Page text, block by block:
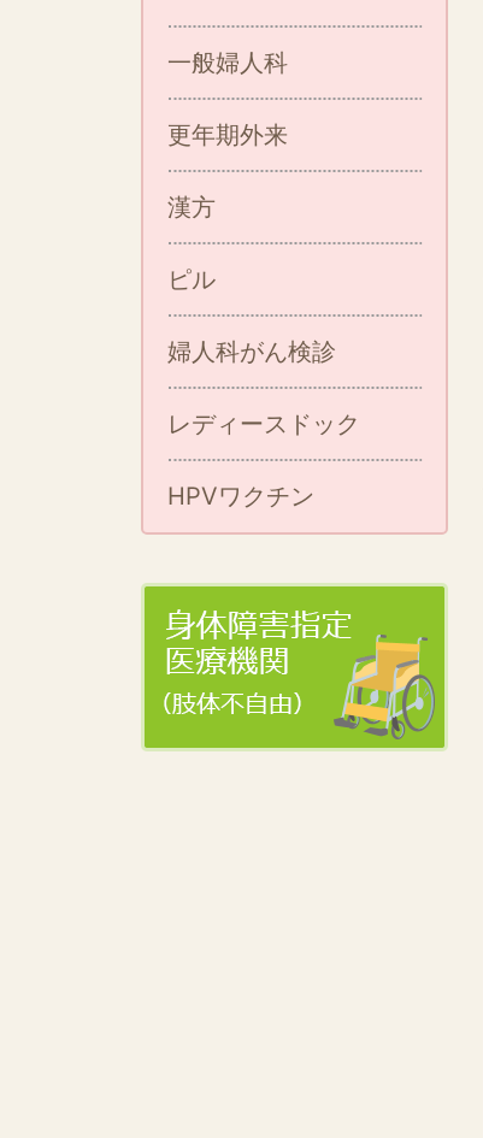
一般婦人科
更年期外来
漢方
ピル
婦人科がん検診
レディースドック
HPVワクチン